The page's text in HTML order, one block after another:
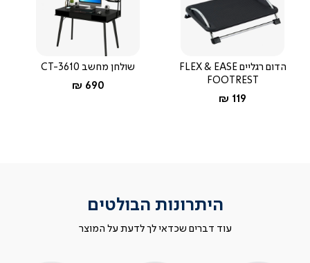
הדום רגליים FLEX & EASE
FOOTREST
החל מ-
119 ₪
שולחן מחשב CT-3610
החל מ-
690 ₪
היתרונות הבולטים
עוד דברים שכדאי לך לדעת על המוצר